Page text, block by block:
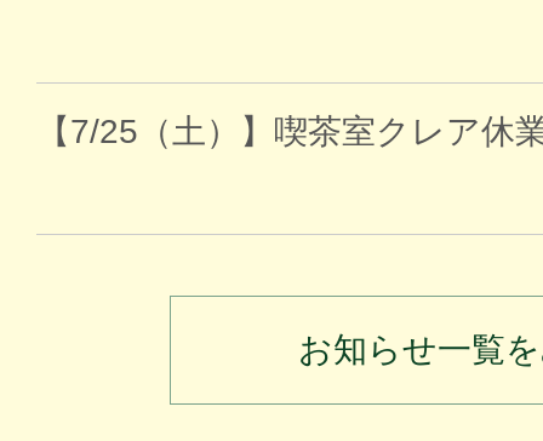
【7/25（土）】喫茶室クレア休
お知らせ一覧